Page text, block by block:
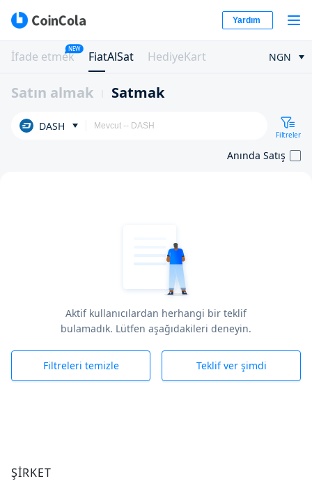
Yardım
İfade etmek
NEW
FiatAlSat HediyeKart NGN
Satın almak Satmak
DASH
Filtreler
Anında Satış
Aktif kullanıcılardan herhangi bir teklif
bulamadık. Lütfen aşağıdakileri deneyin.
Filtreleri temizle Teklif ver şimdi
ŞİRKET